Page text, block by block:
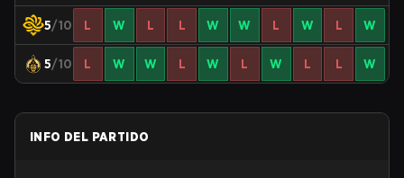
5/10 L W L L W W L W L W
5/10 L W W L W L W L L W
INFO DEL PARTIDO